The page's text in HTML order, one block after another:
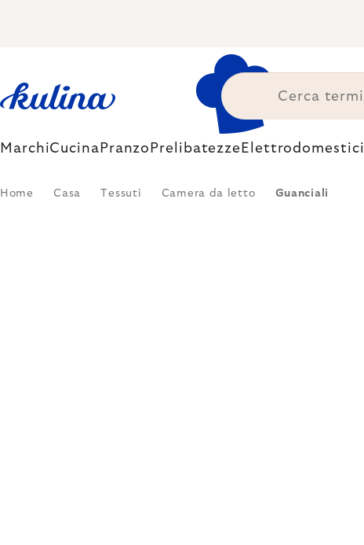
MarchiCucina Pranzo Prelibatezze Elettrodomestici
Home Casa Tessuti Camera da letto Guanciali